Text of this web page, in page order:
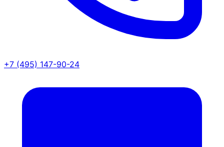
+7 (495) 147-90-24